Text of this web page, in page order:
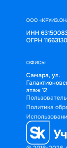
ООО
ИНН
ОГРН
ОФИСЫ
Самара, ул.
этаж 12
Политика